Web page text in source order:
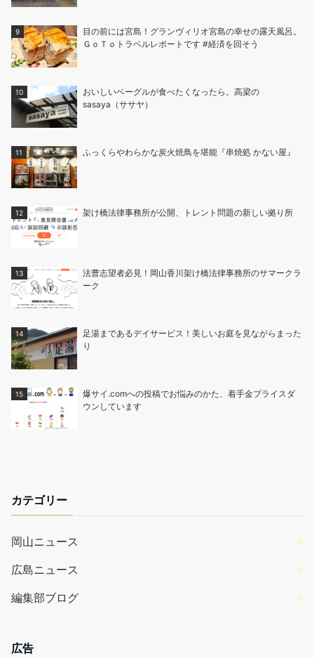
目の前には宮島！グランヴィリオ宮島の幸せの露天風呂。
ＧｏＴｏトラベルレポートです #経済を回そう
おいしいベーグルが食べたくなったら。高梁の
sasaya（ササヤ）
ふっくらやわらかな炭火焼鳥を堪能『串焼処 かない屋』
架け橋法律事務所が公開、トレント問題の新しい拠り所
法曹志望者必見！岡山香川架け橋法律事務所のサマークラ
ーク
足湯まであるデイサービス！美しいお庭を見ながらまった
り
爆サイ.comへの投稿でお悩みのかた、着手金プライスダ
ウンしています
カテゴリー
岡山ニュース
広島ニュース
編集部ブログ
広告